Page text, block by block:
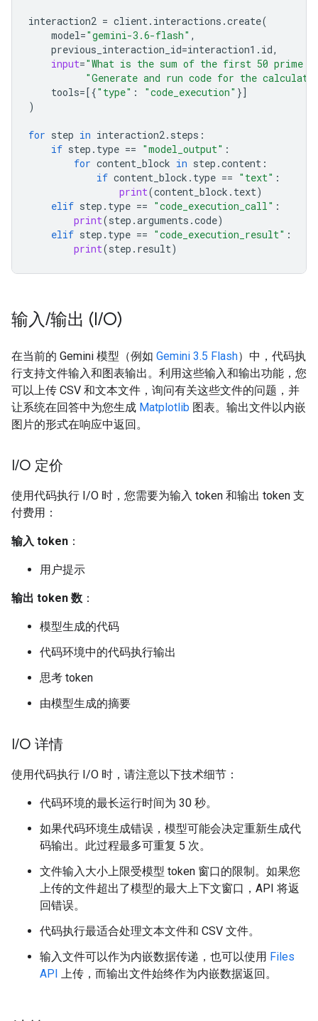
interaction2 = client. interactions .create(
model="gemini-3.6-flash" ,
previous_interaction_id=interaction1 . id,
input="What is the sum of the first 50 prime
"Generate and run code for the
tools=[{"type" : "code_execution" }]
)
for step in interaction2. steps :
if step . type == "model_output" :
for content_block in step .content :
if content_block . type == "text" :
print(content_block . text)
elif step . type == "code_execution_call" :
print(step .arguments .code)
elif step . type == "code_execution_result" :
print(step . result)
输入/输出 (I/O)
在当前的 Gemini 模型（例如 Gemini 3.5 Flash）中，代码执
行支持文件输入和图表输出。利用这些输入和输出功能，您
可以上传 CSV 和文本文件，询问有关这些文件的问题，并
让系统在回答中为您生成 Matplotlib 图表。输出文件以内嵌
图片的形式在响应中返回。
I/O 定价
使用代码执行 I/O 时，您需要为输入 token 和输出 token 支
付费用：
输入 token ：
用户提示
输出 token 数 ：
模型生成的代码
代码环境中的代码执行输出
思考 token
由模型生成的摘要
I/O 详情
使用代码执行 I/O 时，请注意以下技术细节：
代码环境的最长运行时间为 30 秒。
如果代码环境生成错误，模型可能会决定重新生成代
码输出。此过程最多可重复 5 次。
文件输入大小上限受模型 token 窗口的限制。如果您
上传的文件超出了模型的最大上下文窗口，API 将返
回错误。
代码执行最适合处理文本文件和 CSV 文件。
输入文件可以作为内嵌数据传递，也可以使用 Files
API 上传，而输出文件始终作为内嵌数据返回。